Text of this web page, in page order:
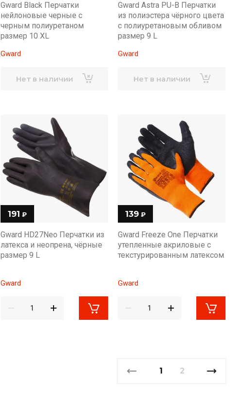
Gward Black Перчатки
нейлоновые черные с
черным полиуретаном
размер 10 XL
Gward
Нет в наличии
Gward Astra PU-B Перчатки
из полиэстера чёрного цвета
с полиуретановым обливом
размер 9 L
Gward
Нет в наличии
191 ₽
Gward HD27Neo Перчатки из
латекса и неопрена, чёрные
размер 9 L
Gward
139 ₽
Gward Freeze One Перчатки
утепленные акриловые с
текстурированным латексом
Gward
1 2